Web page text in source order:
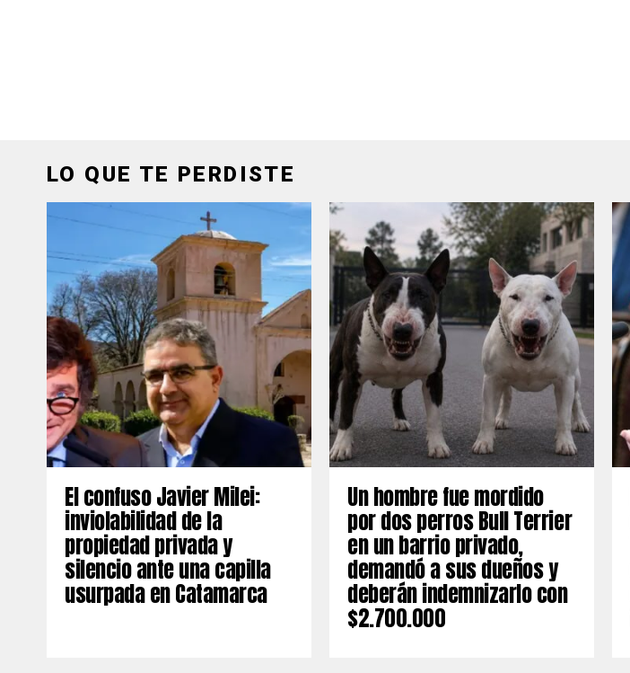
LO QUE TE PERDISTE
El confuso Javier Milei:
inviolabilidad de la
propiedad privada y
silencio ante una capilla
usurpada en Catamarca
Un hombre fue mordido
por dos perros Bull Terrier
en un barrio privado,
demandó a sus dueños y
deberán indemnizarlo con
$2.700.000